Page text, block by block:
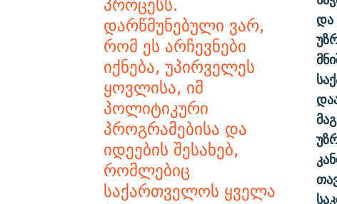
დარწმუნებული ვარ,
რომ ეს არჩევნები
იქნება, უპირველეს
ყოვლისა, იმ
პოლიტიკური
პროგრამებისა და
იდეების შესახებ,
რომლებიც
საქართველოს ყველა
და